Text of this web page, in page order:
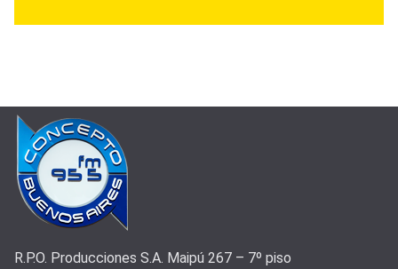
R.P.O. Producciones S.A. Maipú 267 – 7º piso